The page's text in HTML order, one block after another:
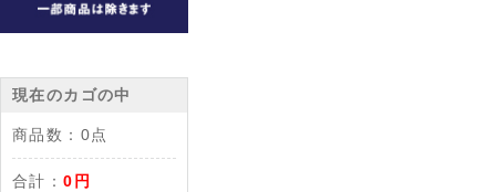
現在のカゴの中
商品数： 0点
合計：0円